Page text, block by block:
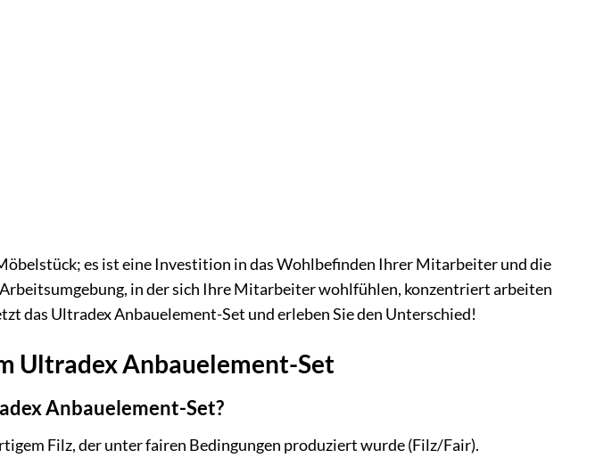
es ist eine Investition in das Wohlbefinden Ihrer Mitarbeiter und die
in der sich Ihre Mitarbeiter wohlfühlen, konzentriert arbeiten
das Ultradex Anbauelement-Set und erleben Sie den Unterschied!
Ultradex Anbauelement-Set
Anbauelement-Set?
Filz, der unter fairen Bedingungen produziert wurde (Filz/Fair).